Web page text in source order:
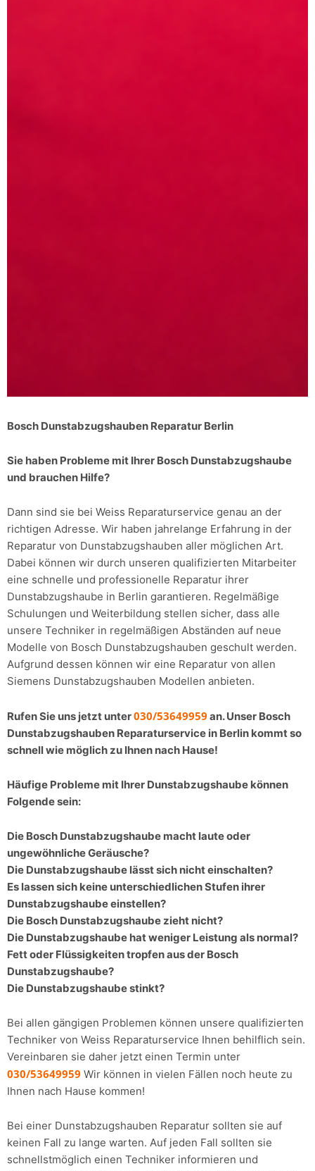
Bosch Dunstabzugshauben Reparatur Berlin
Sie haben Probleme mit Ihrer Bosch Dunstabzugshaube
und brauchen Hilfe?
Dann sind sie bei Weiss Reparaturservice genau an der
richtigen Adresse. Wir haben jahrelange Erfahrung in der
Reparatur von Dunstabzugshauben aller möglichen Art.
Dabei können wir durch unseren qualifizierten Mitarbeiter
eine schnelle und professionelle Reparatur ihrer
Dunstabzugshaube in Berlin garantieren. Regelmäßige
Schulungen und Weiterbildung stellen sicher, dass alle
unsere Techniker in regelmäßigen Abständen auf neue
Modelle von Bosch Dunstabzugshauben geschult werden.
Aufgrund dessen können wir eine Reparatur von allen
Siemens Dunstabzugshauben Modellen anbieten.
Rufen Sie uns jetzt unter030/53649959 an. Unser Bosch
Dunstabzugshauben Reparaturservice in Berlin kommt so
schnell wie möglich zu Ihnen nach Hause!
Häufige Probleme mit Ihrer Dunstabzugshaube können
Folgende sein:
Die Bosch Dunstabzugshaube macht laute oder
ungewöhnliche Geräusche?
Die Dunstabzugshaube lässt sich nicht einschalten?
Es lassen sich keine unterschiedlichen Stufen ihrer
Dunstabzugshaube einstellen?
Die Bosch Dunstabzugshaube zieht nicht?
Die Dunstabzugshaube hat weniger Leistung als normal?
Fett oder Flüssigkeiten tropfen aus der Bosch
Dunstabzugshaube?
Die Dunstabzugshaube stinkt?
Bei allen gängigen Problemen können unsere qualifizierten
Techniker von Weiss Reparaturservice Ihnen behilflich sein.
Vereinbaren sie daher jetzt einen Termin unter
030/53649959 Wir können in vielen Fällen noch heute zu
Ihnen nach Hause kommen!
Bei einer Dunstabzugshauben Reparatur sollten sie auf
keinen Fall zu lange warten. Auf jeden Fall sollten sie
schnellstmöglich einen Techniker informieren und